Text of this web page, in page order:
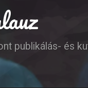
publikálás- és